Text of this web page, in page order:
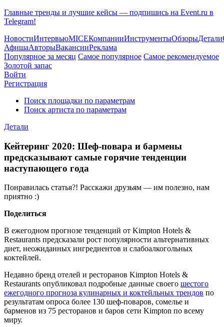
Главные тренды и лучшие кейсы — подпишись на Event.ru в
Telegram!
НовостиИнтервьюMICEКомпанииИнструментыОбзорыДетали
АфишаАвторыВакансииРеклама
Популярное за месяц Самое популярное Самое рекомендуемое
Золотой запас
Войти
Регистрация
Поиск площадки по параметрам
Поиск артиста по параметрам
Детали
Кейтеринг 2020: Шеф-повара и бармены
предсказывают самые горячие тенденции
наступающего года
Понравилась статья?! Расскажи друзьям — им полезно, нам
приятно :)
Поделиться
В ежегодном прогнозе тенденций от Kimpton Hotels &
Restaurants предсказали рост популярности альтернативных
диет, неожиданных ингредиентов и слабоалкогольных
коктейлей.
Недавно бренд отелей и ресторанов Kimpton Hotels &
Restaurants опубликовал подробные данные своего шестого
ежегодного прогноза кулинарных и коктейльных трендов по
результатам опроса более 130 шеф-поваров, сомелье и
барменов из 75 ресторанов и баров сети Kimpton по всему
миру.